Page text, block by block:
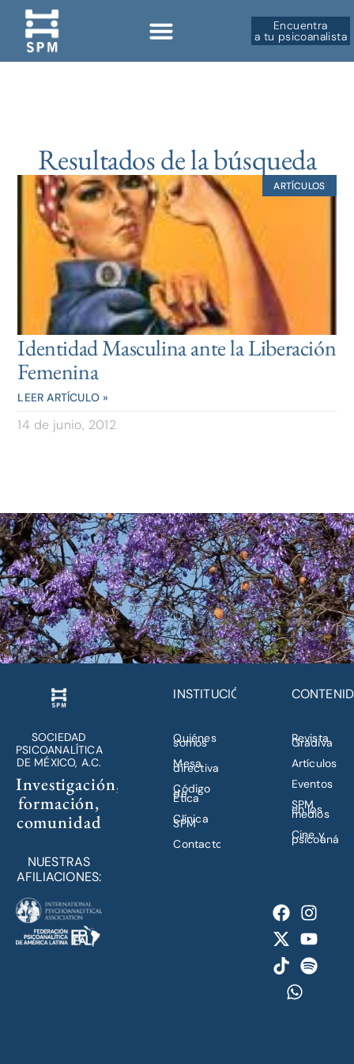
Encuentra
a tu psicoanalista
Resultados de la búsqueda
ARTÍCULOS
Identidad Masculina ante la Liberación
Femenina
LEER ARTÍCULO »
14 de junio, 2012
SOCIEDAD
PSICOANALÍTICA
DE MÉXICO, A.C.
Investigación,
formación,
comunidad
NUESTRAS
AFILIACIONES:
INSTITUCIÓN
Quiénes
somos
Mesa
directiva
Código
de
Ética
Clínica
SPM
Contacto
Revista
Gradiva
Artículos
Eventos
SPM
en los
medios
Cine y